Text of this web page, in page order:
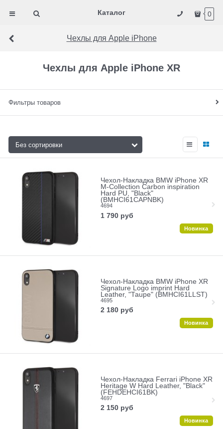
Каталог 0
Чехлы для Apple iPhone
Чехлы для Apple iPhone XR
Фильтры товаров
Чехол-Накладка BMW iPhone XR
M-Collection Carbon inspiration
Hard PU, "Black"
(BMHCI61CAPNBK)
4694
1 790 руб
Новинка
Чехол-Накладка BMW iPhone XR
Signature Logo imprint Hard
Leather, "Taupe" (BMHCI61LLST)
4695
2 180 руб
Новинка
Чехол-Накладка Ferrari iPhone XR
Heritage W Hard Leather, "Black"
(FEHDEHCI61BK)
4697
2 150 руб
Новинка